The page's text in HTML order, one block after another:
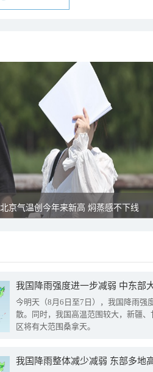
北京气温创今年来新高 焖蒸感不下线
今明天（8月6日至7日），我国降雨强
散。同时，我国高温范围较大，新疆
区将有大范围桑拿天。
我国降雨整体减少减弱 东部多地